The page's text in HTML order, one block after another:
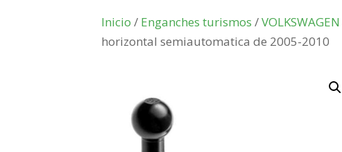
Inicio / Enganches turismos /VOLKSWAGEN
horizontal semiautomatica de 2005-2010